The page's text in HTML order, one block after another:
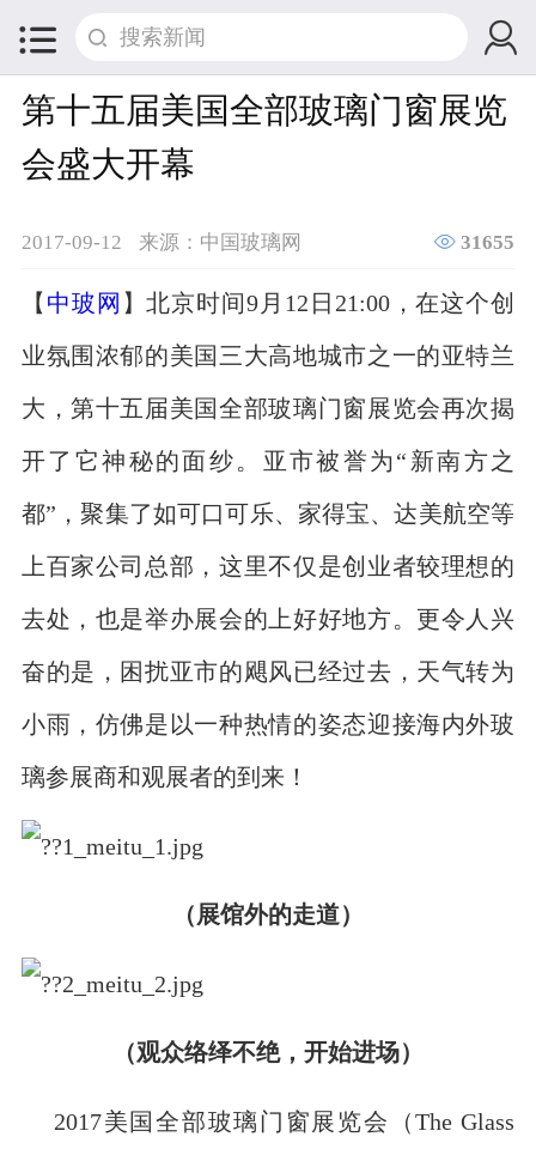
 
第十五届美国全部玻璃门窗展览
会盛大开幕
2017-09-12 来源：中国玻璃网  31655
【 中玻网 】北京时间9月12日21:00，在这个创
业氛围浓郁的美国三大高地城市之一的亚特兰
大，第十五届美国全部玻璃门窗展览会再次揭
开了它神秘的面纱。亚市被誉为“新南方之
都”，聚集了如可口可乐、家得宝、达美航空等
上百家公司总部，这里不仅是创业者较理想的
去处，也是举办展会的上好好地方。更令人兴
奋的是，困扰亚市的飓风已经过去，天气转为
小雨，仿佛是以一种热情的姿态迎接海内外玻
璃参展商和观展者的到来！
（展馆外的走道）
（观众络绎不绝，开始进场）
2017美国全部玻璃门窗展览会（The Glass